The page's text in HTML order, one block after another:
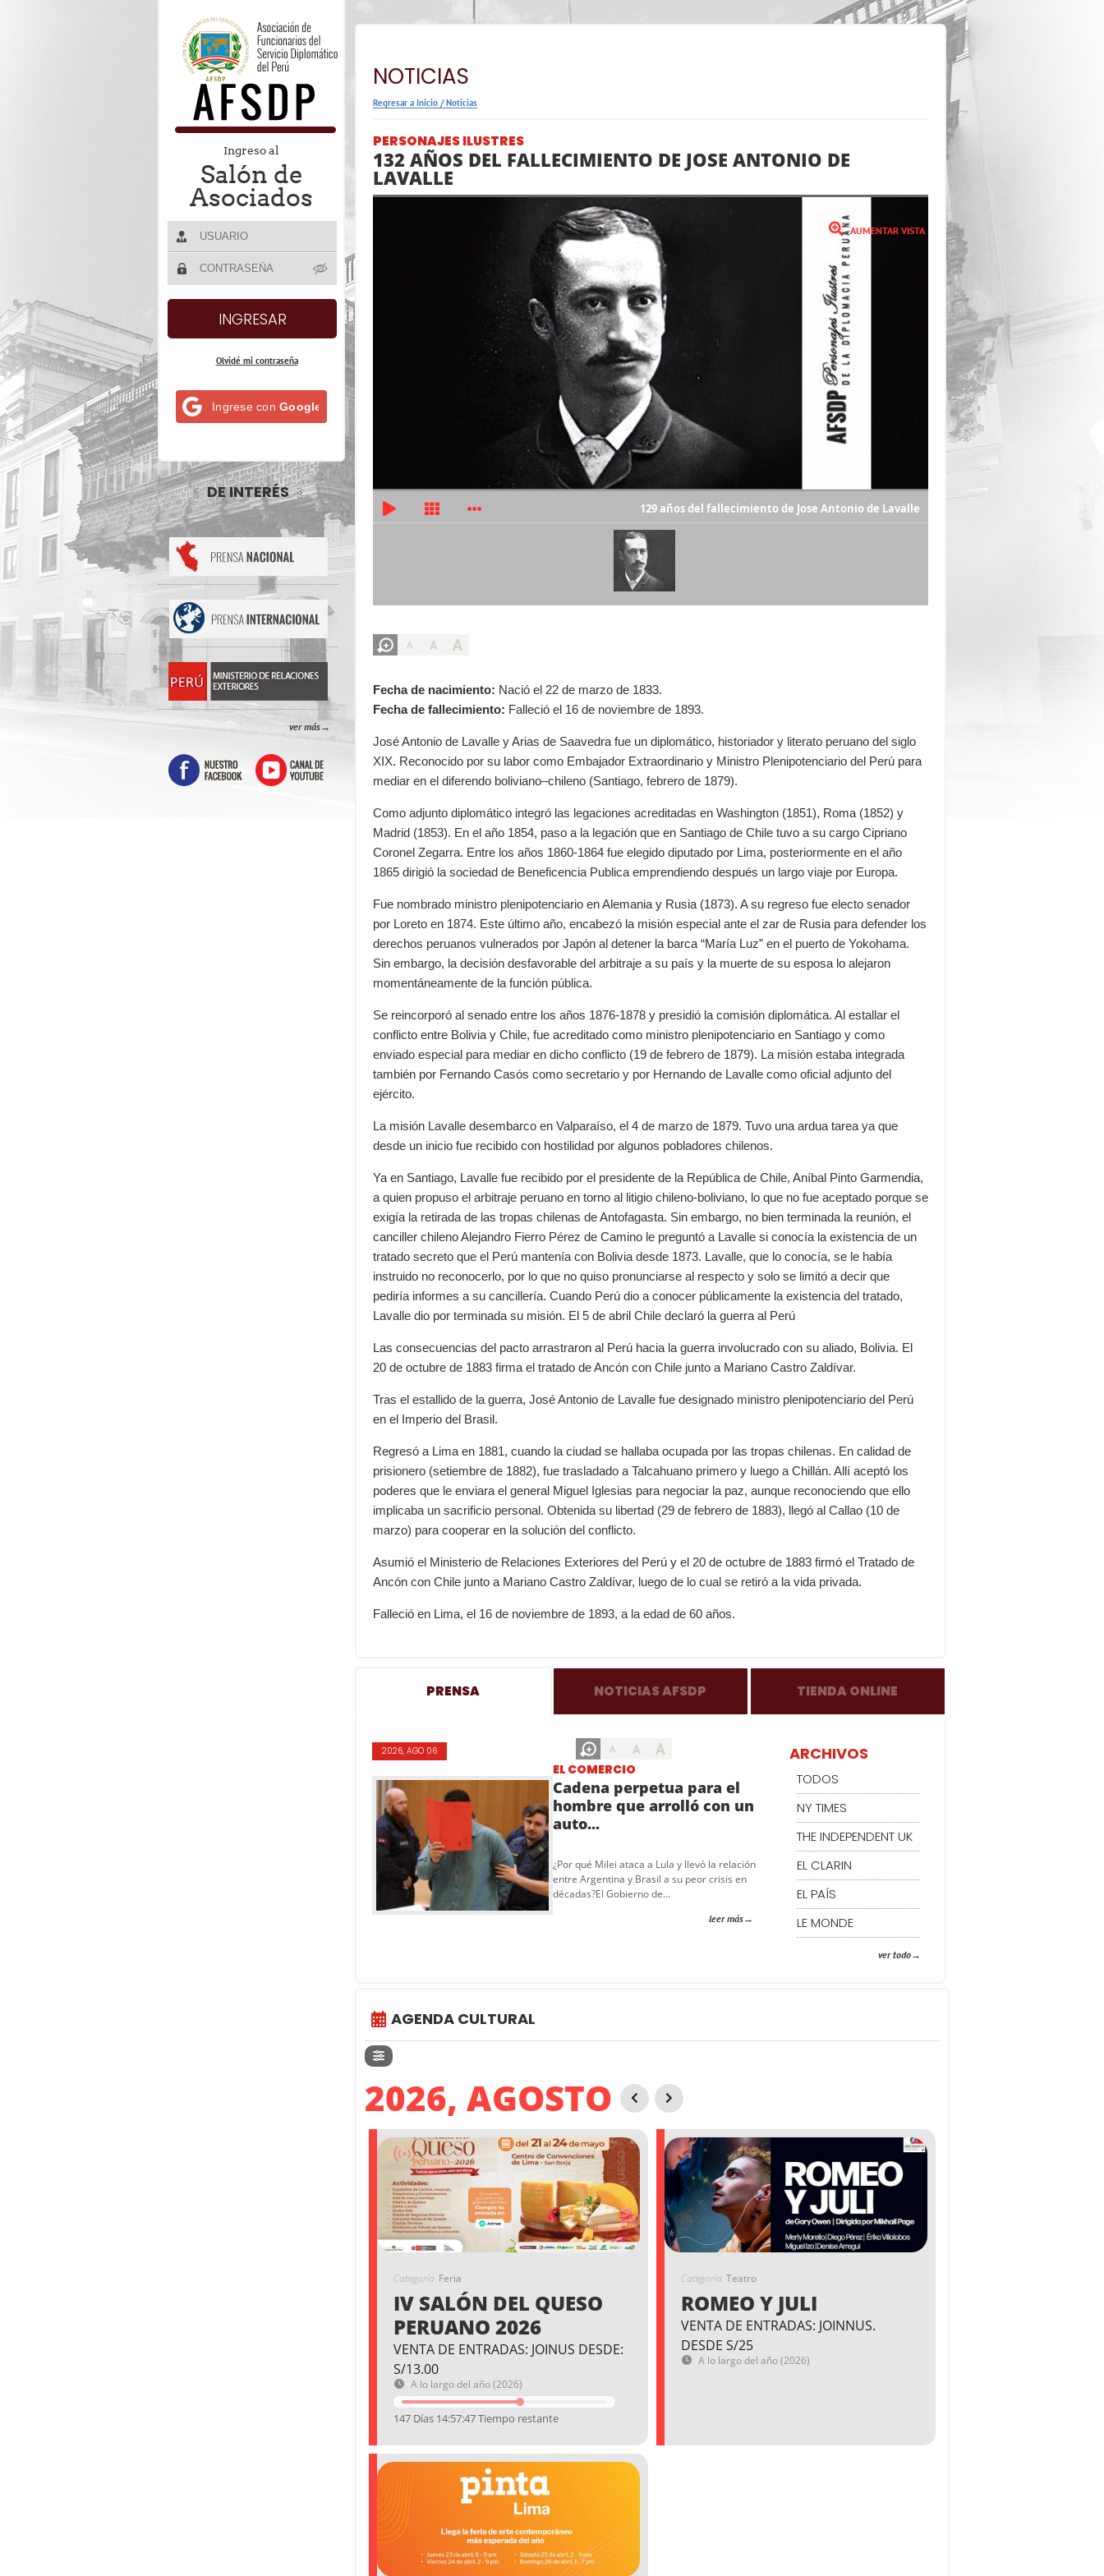
Ingreso al
Salón de
Asociados
Olvidé mi contraseña
Ingrese con Google
DE INTERÉS
ver más
NOTICIAS
Regresar a Inicio /Noticias
PERSONAJES ILUSTRES
132 AÑOS DEL FALLECIMIENTO DE JOSE ANTONIO DE
LAVALLE
129 años del fallecimiento de Jose Antonio de Lavalle
A A A
Fecha de nacimiento: Nació el 22 de marzo de 1833.
Fecha de fallecimiento: Falleció el 16 de noviembre de 1893.
José Antonio de Lavalle y Arias de Saavedra fue un diplomático, historiador y literato peruano del siglo
XIX. Reconocido por su labor como Embajador Extraordinario y Ministro Plenipotenciario del Perú para
mediar en el diferendo boliviano–chileno (Santiago, febrero de 1879).
Como adjunto diplomático integró las legaciones acreditadas en Washington (1851), Roma (1852) y
Madrid (1853). En el año 1854, paso a la legación que en Santiago de Chile tuvo a su cargo Cipriano
Coronel Zegarra. Entre los años 1860-1864 fue elegido diputado por Lima, posteriormente en el año
1865 dirigió la sociedad de Beneficencia Publica emprendiendo después un largo viaje por Europa.
Fue nombrado ministro plenipotenciario en Alemania y Rusia (1873). A su regreso fue electo senador
por Loreto en 1874. Este último año, encabezó la misión especial ante el zar de Rusia para defender los
derechos peruanos vulnerados por Japón al detener la barca “María Luz” en el puerto de Yokohama.
Sin embargo, la decisión desfavorable del arbitraje a su país y la muerte de su esposa lo alejaron
momentáneamente de la función pública.
Se reincorporó al senado entre los años 1876-1878 y presidió la comisión diplomática. Al estallar el
conflicto entre Bolivia y Chile, fue acreditado como ministro plenipotenciario en Santiago y como
enviado especial para mediar en dicho conflicto (19 de febrero de 1879). La misión estaba integrada
también por Fernando Casós como secretario y por Hernando de Lavalle como oficial adjunto del
ejército.
La misión Lavalle desembarco en Valparaíso, el 4 de marzo de 1879. Tuvo una ardua tarea ya que
desde un inicio fue recibido con hostilidad por algunos pobladores chilenos.
Ya en Santiago, Lavalle fue recibido por el presidente de la República de Chile, Aníbal Pinto Garmendia,
a quien propuso el arbitraje peruano en torno al litigio chileno-boliviano, lo que no fue aceptado porque se
exigía la retirada de las tropas chilenas de Antofagasta. Sin embargo, no bien terminada la reunión, el
canciller chilenoAlejandro Fierro Pérez de Camino le preguntó a Lavalle si conocía la existencia de un
tratado secreto que el Perú mantenía con Boliviadesde 1873. Lavalle, que lo conocía, se le había
instruido no reconocerlo, por lo que no quiso pronunciarse al respecto y solo se limitó a decir que
pediría informes a su cancillería. Cuando Perú dio a conocer públicamente la existencia del tratado,
Lavalle dio por terminada su misión. El 5 de abril Chile declaró la guerra al Perú
Las consecuencias del pacto arrastraron al Perú hacia la guerra involucrado con su aliado, Bolivia. El
20 de octubre de 1883 firma el tratado de Ancón con Chile junto a Mariano Castro Zaldívar.
Tras el estallido de la guerra, José Antonio de Lavalle fue designado ministro plenipotenciario del Perú
en el Imperio del Brasil.
Regresó a Lima en 1881, cuando la ciudad se hallaba ocupada por las tropas chilenas. En calidad de
prisionero (setiembre de 1882), fue trasladado a Talcahuano primero y luego a Chillán. Allí aceptó los
poderes que le enviara el general Miguel Iglesias para negociar la paz, aunque reconociendo que ello
implicaba un sacrificio personal. Obtenida su libertad (29 de febrero de 1883), llegó al Callao (10 de
marzo) para cooperar en la solución del conflicto.
Asumió el Ministerio de Relaciones Exteriores del Perú y el 20 de octubre de 1883 firmó el Tratado de
Ancón con Chile junto a Mariano Castro Zaldívar, luego de lo cual se retiró a la vida privada.
Falleció en Lima, el 16 de noviembre de 1893, a la edad de 60 años.
PRENSA NOTICIAS AFSDP TIENDA ONLINE
A A A
2026, AGO 06
EL COMERCIO
Cadena perpetua para el
hombre que arrolló con un
auto...
¿Por qué Milei ataca a Lula y llevó la relación
entre Argentina y Brasil a su peor crisis en
décadas?El Gobierno de...
leer más
ARCHIVOS
TODOS
NY TIMES
THE INDEPENDENT UK
EL CLARIN
EL PAÍS
LE MONDE
ver todo
AGENDA CULTURAL
2026, AGOSTO
Categoría Feria
IV SALÓN DEL QUESO
PERUANO 2026
VENTA DE ENTRADAS: JOINUS DESDE:
S/13.00
A lo largo del año (2026)
147 Días 14:57:46 Tiempo restante
Categoría Teatro
ROMEO Y JULI
VENTA DE ENTRADAS: JOINNUS.
DESDE S/25
A lo largo del año (2026)